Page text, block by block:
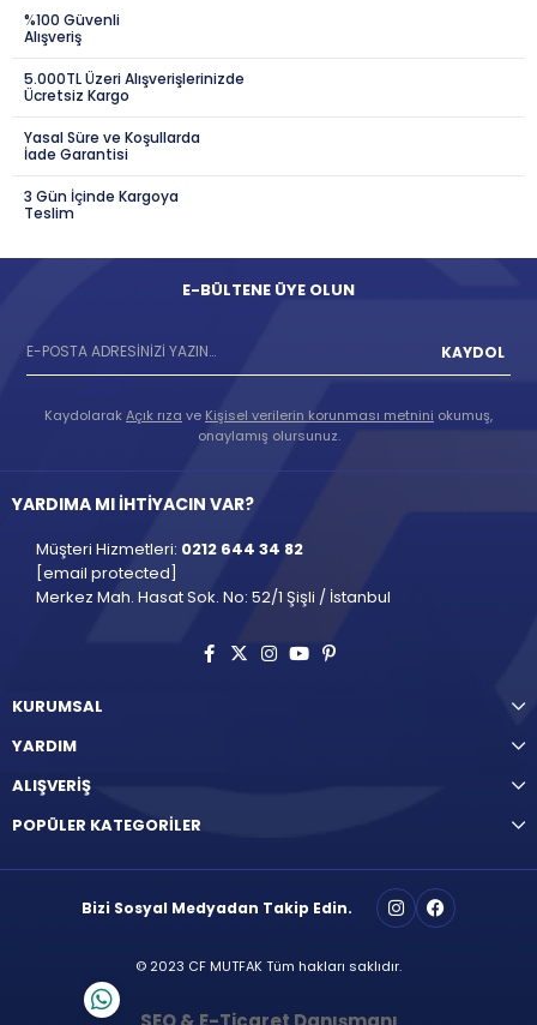
%100 Güvenli
Alışveriş
5.000TL Üzeri Alışverişlerinizde
Ücretsiz Kargo
Yasal Süre ve Koşullarda
İade Garantisi
3 Gün İçinde Kargoya
Teslim
E-BÜLTENE ÜYE OLUN
KAYDOL
KaydolarakAçık rıza ve Kişisel verilerin korunması metnini okumuş,
onaylamış olursunuz.
YARDIMA MI İHTİYACIN VAR?
Müşteri Hizmetleri: 0212 644 34 82
[email protected]
Merkez Mah. Hasat Sok. No: 52/1 Şişli / İstanbul
KURUMSAL
YARDIM
ALIŞVERİŞ
POPÜLER KATEGORİLER
Bizi Sosyal Medyadan Takip Edin.
© 2023 CF MUTFAK Tüm hakları saklıdır.